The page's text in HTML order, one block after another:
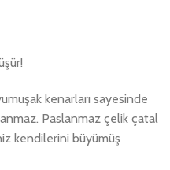
kenarları sayesinde
Paslanmaz çelik çatal
kendilerini büyümüş